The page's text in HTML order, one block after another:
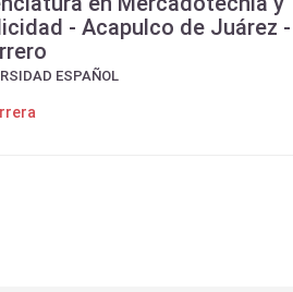
- Acapulco de Juárez -
ESPAÑOL